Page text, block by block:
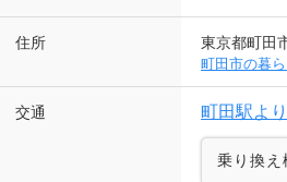
住所 東京都町田
町田市の暮
交通 町田駅よ
乗り換え